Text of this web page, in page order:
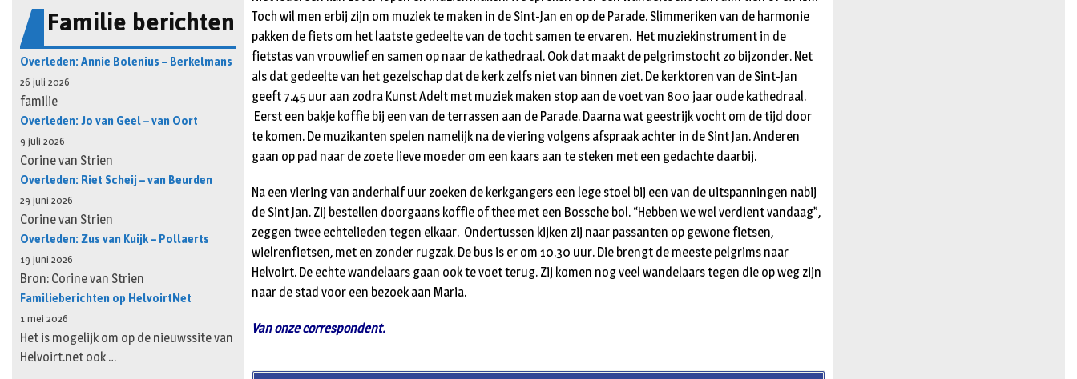
Familie berichten
Overleden: Annie Bolenius – Berkelmans
26 juli 2026
familie
Overleden: Jo van Geel – van Oort
9 juli 2026
Corine van Strien
Overleden: Riet Scheij – van Beurden
29 juni 2026
Corine van Strien
Overleden: Zus van Kuijk – Pollaerts
19 juni 2026
Bron: Corine van Strien
Familieberichten op HelvoirtNet
1 mei 2026
Het is mogelijk om op de nieuwssite van
Helvoirt.net ook …
Toch wil men erbij zijn om muziek te maken in de Sint-Jan en op de Parade. Slimmeriken van de harmonie
pakken de fiets om het laatste gedeelte van de tocht samen te ervaren. Het muziekinstrument in de
fietstas van vrouwlief en samen op naar de kathedraal. Ook dat maakt de pelgrimstocht zo bijzonder. Net
als dat gedeelte van het gezelschap dat de kerk zelfs niet van binnen ziet. De kerktoren van de Sint-Jan
geeft 7.45 uur aan zodra Kunst Adelt met muziek maken stop aan de voet van 800 jaar oude kathedraal.
Eerst een bakje koffie bij een van de terrassen aan de Parade. Daarna wat geestrijk vocht om de tijd door
te komen. De muzikanten spelen namelijk na de viering volgens afspraak achter in de Sint Jan. Anderen
gaan op pad naar de zoete lieve moeder om een kaars aan te steken met een gedachte daarbij.
Na een viering van anderhalf uur zoeken de kerkgangers een lege stoel bij een van de uitspanningen nabij
de Sint Jan. Zij bestellen doorgaans koffie of thee met een Bossche bol. “Hebben we wel verdient vandaag”,
zeggen twee echtelieden tegen elkaar. Ondertussen kijken zij naar passanten op gewone fietsen,
wielrenfietsen, met en zonder rugzak. De bus is er om 10.30 uur. Die brengt de meeste pelgrims naar
Helvoirt. De echte wandelaars gaan ook te voet terug. Zij komen nog veel wandelaars tegen die op weg zijn
naar de stad voor een bezoek aan Maria.
Van onze correspondent.